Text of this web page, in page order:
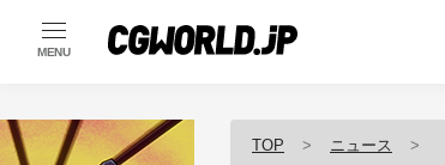
MENU
TOP ニュース